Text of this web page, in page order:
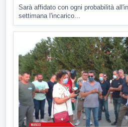
Sarà affidato con ogni probabilità
settimana l'incarico...